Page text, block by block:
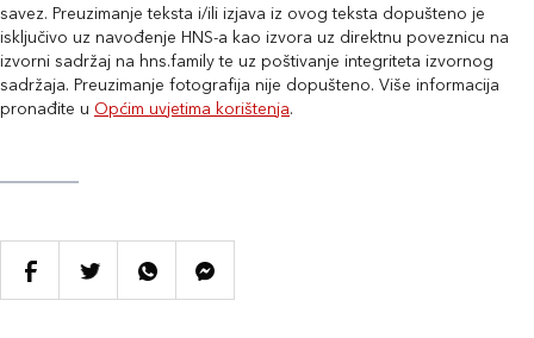
savez. Preuzimanje teksta i/ili izjava iz ovog teksta dopušteno je
isključivo uz navođenje HNS-a kao izvora uz direktnu poveznicu na
izvorni sadržaj na hns.family te uz poštivanje integriteta izvornog
sadržaja. Preuzimanje fotografija nije dopušteno. Više informacija
pronađite u Općim uvjetima korištenja.